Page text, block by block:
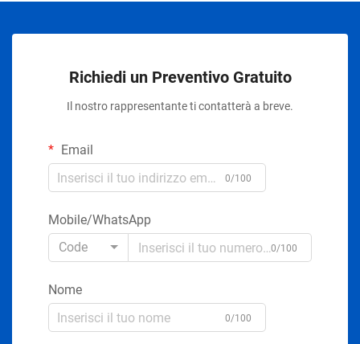
Richiedi un Preventivo Gratuito
Il nostro rappresentante ti contatterà a breve.
Email
0/100
Mobile/WhatsApp
Code
0/100
Nome
0/100